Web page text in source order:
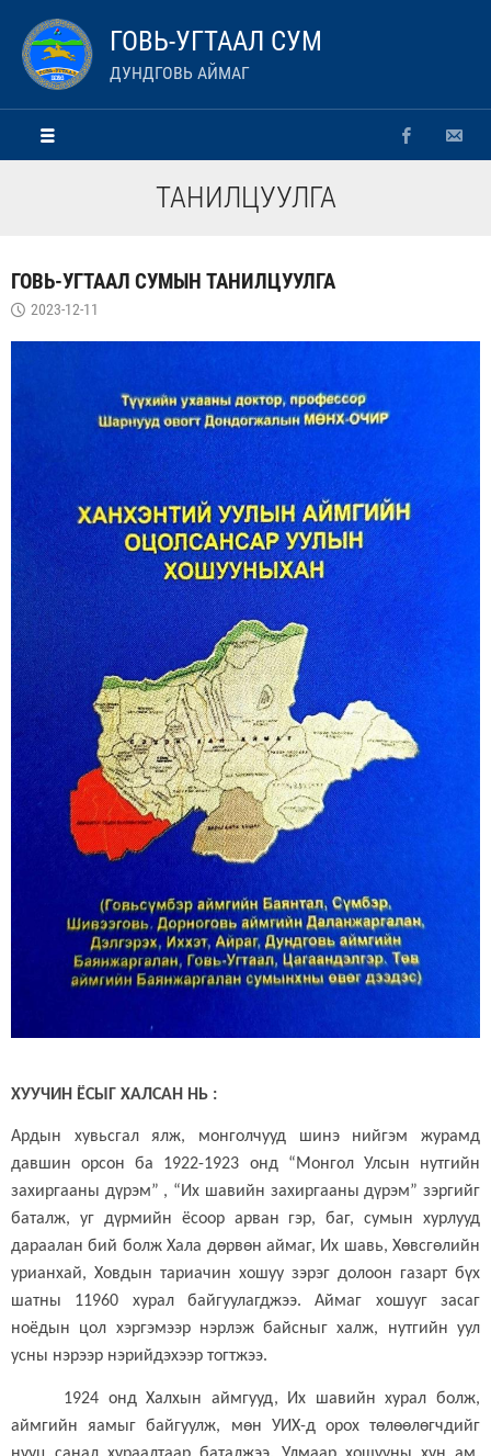
ГОВЬ-УГТААЛ СУМ
ДУНДГОВЬ АЙМАГ
ТАНИЛЦУУЛГА
ГОВЬ-УГТААЛ СУМЫН ТАНИЛЦУУЛГА
2023-12-11
ХУУЧИН ЁСЫГ ХАЛСАН НЬ :
Ардын хувьсгал ялж, монголчууд шинэ нийгэм журамд
давшин орсон ба 1922-1923 онд “Монгол Улсын нутгийн
захиргааны дүрэм” , “Их шавийн захиргааны дүрэм” зэргийг
баталж, уг дүрмийн ёсоор арван гэр, баг, сумын хурлууд
дараалан бий болж Хала дөрвөн аймаг, Их шавь, Хөвсгөлийн
урианхай, Ховдын тариачин хошуу зэрэг долоон газарт бүх
шатны 11960 хурал байгуулагджээ. Аймаг хошууг засаг
ноёдын цол хэргэмээр нэрлэж байсныг халж, нутгийн уул
усны нэрээр нэрийдэхээр тогтжээ.
1924 онд Халхын аймгууд, Их шавийн хурал болж,
аймгийн яамыг байгуулж, мөн УИХ-д орох төлөөлөгчдийг